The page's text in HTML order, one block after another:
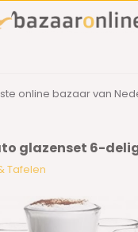
online bazaar van
glazenset 6-
Tafelen